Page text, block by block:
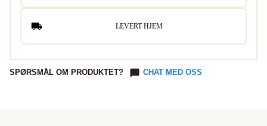
LEVERT HJEM
SPØRSMÅL OM PRODUKTET? CHAT MED OSS